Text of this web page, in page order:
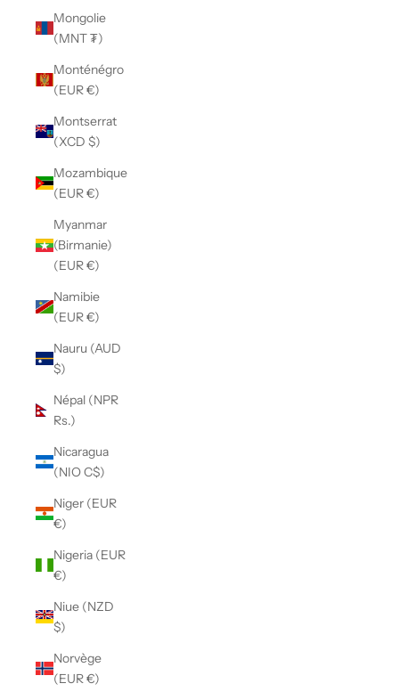
Mongolie
(MNT ₮)
Monténégro
(EUR €)
Montserrat
(XCD $)
Mozambique
(EUR €)
Myanmar
(Birmanie)
(EUR €)
Namibie
(EUR €)
Nauru (AUD
$)
Népal (NPR
Rs.)
Nicaragua
(NIO C$)
Niger (EUR
€)
Nigeria (EUR
€)
Niue (NZD
$)
Norvège
(EUR €)